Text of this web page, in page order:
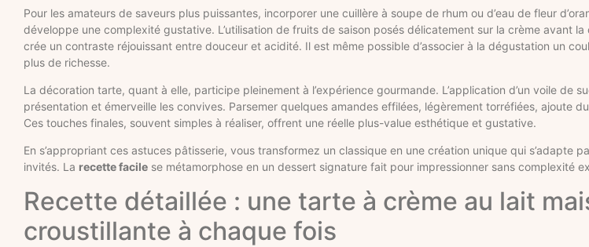
Pour les amateurs de saveurs plus puissantes, incorporer une cuillère à soupe de rhum ou d’eau de fleur
développe une complexité gustative. L’utilisation de fruits de saison posés délicatement sur la crème avant
crée un contraste réjouissant entre douceur et acidité. Il est même possible d’associer à la dégustation un
plus de richesse.
La décoration tarte, quant à elle, participe pleinement à l’expérience gourmande. L’application d’un voile de
présentation et émerveille les convives. Parsemer quelques amandes effilées, légèrement torréfiées, ajoute
Ces touches finales, souvent simples à réaliser, offrent une réelle plus-value esthétique et gustative.
En s’appropriant ces astuces pâtisserie, vous transformez un classique en une création unique qui s’adapte
invités. La recette facile se métamorphose en un dessert signature fait pour impressionner sans complexité
Recette détaillée : une tarte à crème au lait
croustillante à chaque fois